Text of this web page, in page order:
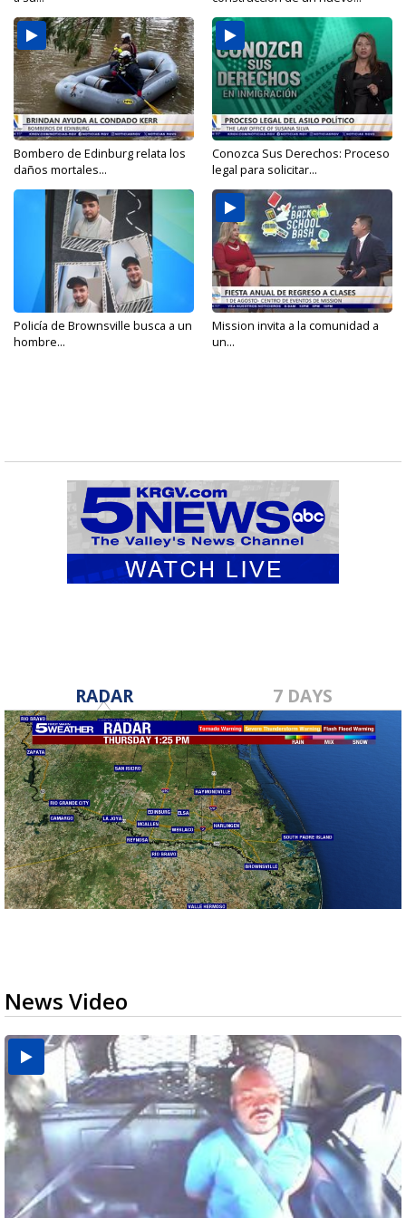
Bombero de Edinburg relata los
daños mortales...
Conozca Sus Derechos: Proceso
legal para solicitar...
Policía de Brownsville busca a un
hombre...
Mission invita a la comunidad a
un...
RADAR 7 DAYS
News Video